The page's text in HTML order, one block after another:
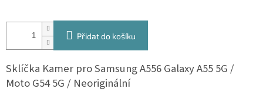
Přidat do košíku
Sklíčka Kamer pro Samsung A556 Galaxy A55 5G /
Moto G54 5G / Neoriginální